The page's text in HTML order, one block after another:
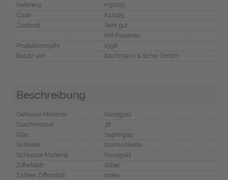
Referenz
H30030
Code
K17025
Zustand
Sehr gut
Mit Papieren
Produktionsjahr
1996
Besitz von
Bachmann & Scher GmbH
Beschreibung
Gehäuse Material
Roségold
Durchmesser
38
Glas
Saphirglas
Schließe
Dornschließe
Schliesse Material
Roségold
Zifferblatt
Silber
Zahlen Zifferblatt
Index